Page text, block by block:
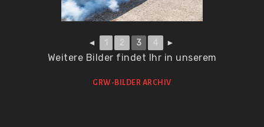
◄ 1 2 3 4 ►
Weitere Bilder findet Ihr in unserem
GRW-BILDER ARCHIV